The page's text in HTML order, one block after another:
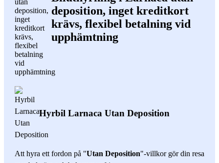
deposition, inget kreditkort
krävs, flexibel betalning vid
upphämtning
Hyrbil Larnaca Utan Deposition
Att hyra ett fordon på "Utan Deposition"-villkor gör din resa